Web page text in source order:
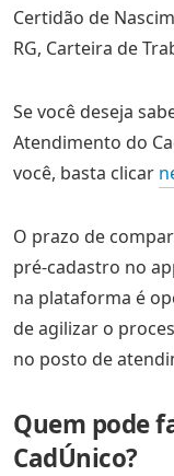
Certidão de
RG, Carteira de
Se você deseja
Atendimento do
você, basta clicar
O prazo de
pré-cadastro no
na plataforma é
de agilizar o
no posto de
Quem pode
CadÚnico?